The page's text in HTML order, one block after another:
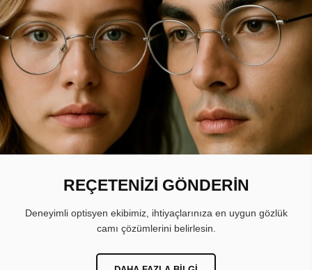
REÇETENİZİ GÖNDERİN
Deneyimli optisyen ekibimiz, ihtiyaçlarınıza en uygun gözlük
camı çözümlerini belirlesin.